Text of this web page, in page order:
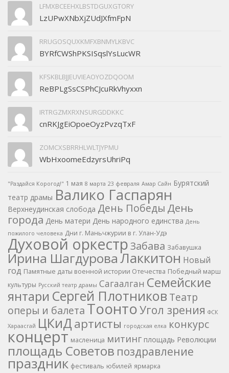
LFMXBCEEHXLBSTDGUXGTORY
LzUPwXNbXjZUdJXfmFpN
RRUGOSQUXKMFXBNMYLKBVC
BYRfCWShPKSISqslYsLucWR
KFSKBLBJJEUVIEAOYOZDQOOM
ReBPLgSsCSPhCJcuRkVhyxxn
IRTRGZMXRXNSURGDDKKC
cnRKJgEiOpoeOyzPvzqTxF
ZOMCXSBRRHLWLTJYPMU
WbHxoomeEdzyrsUhriPq
"Раздайся Корогод!" 1 мая 8 марта 23 февраля Амар Сайн Бурятский
театр драмы Валико Гаспарян
Верхнеудинская слобода День Победы День
города День матери День народного единства День
пожилого человека Дни г. Маньчжурии в г. Улан-Удэ
Духовой оркестрЗабава Забавушка
Ирина ШагдуроваЛаккитон Новый
год Памятные даты военной истории Отечества Победный марш
культуры Русский театр драмы Сагаалган Семейские
янтари Сергей Плотников Театр
оперы и балета ТоонтоУгол зрения ФСК
Хараасгай ЦКиДартисты городская елка конкурс
концерт масленица митинг площадь Революции
площадь Советов поздравление
праздник фестиваль юбилей ярмарка